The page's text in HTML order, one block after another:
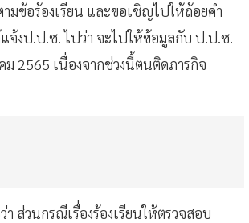
ามข้อร้องเรียน และขอเชิญไปให้ถ้อยคำ
จ้งป.ป.ช. ไปว่า จะไปให้ข้อมูลกับ ป.ป.ช.
ม 2565 เนื่องจากช่วงนี้ตนติดภารกิจ
ส่วนกรณีเรื่องร้องเรียนให้ตรวจสอบ